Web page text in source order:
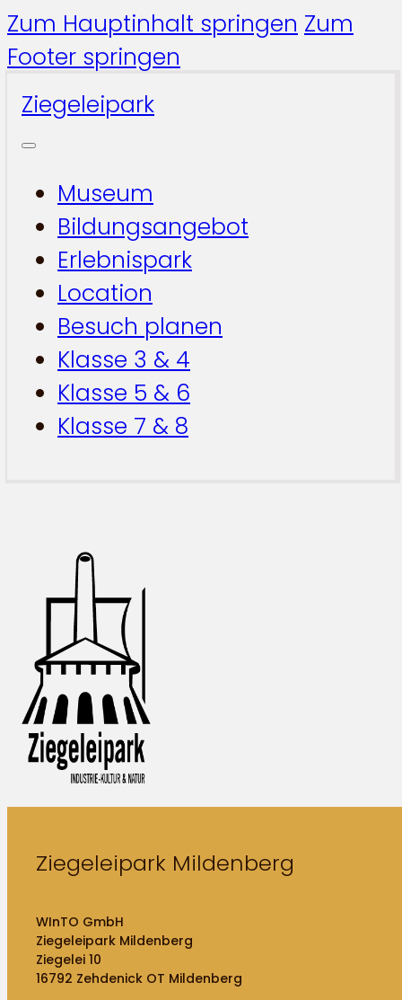
Zum Hauptinhalt springen Zum
Footer springen
Ziegeleipark
Museum
Bildungsangebot
Erlebnispark
Location
Besuch planen
Klasse 3 & 4
Klasse 5 & 6
Klasse 7 & 8
Ziegeleipark Mildenberg
WInTO GmbH
Ziegeleipark Mildenberg
Ziegelei 10
16792 Zehdenick OT Mildenberg